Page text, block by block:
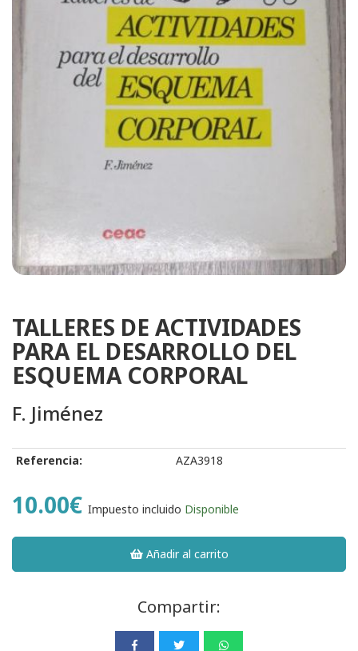
TALLERES DE ACTIVIDADES
PARA EL DESARROLLO DEL
ESQUEMA CORPORAL
F. Jiménez
Referencia: AZA3918
10.00€ Impuesto incluido Disponible
Añadir al carrito
Compartir: